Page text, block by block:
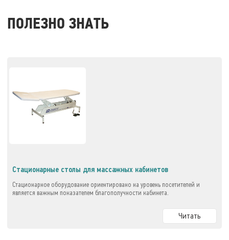
ПОЛЕЗНО ЗНАТЬ
Стационарные столы для массажных кабинетов
Стационарное оборудование ориентировано на уровень посетителей и
является важным показателем благополучности кабинета.
Читать